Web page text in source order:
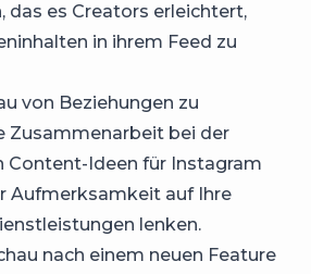
das es Creators erleichtert,
in ihrem Feed zu
von Beziehungen zu
Zusammenarbeit bei der
Content-Ideen für Instagram
Aufmerksamkeit auf Ihre
lenken.
nach einem neuen Feature